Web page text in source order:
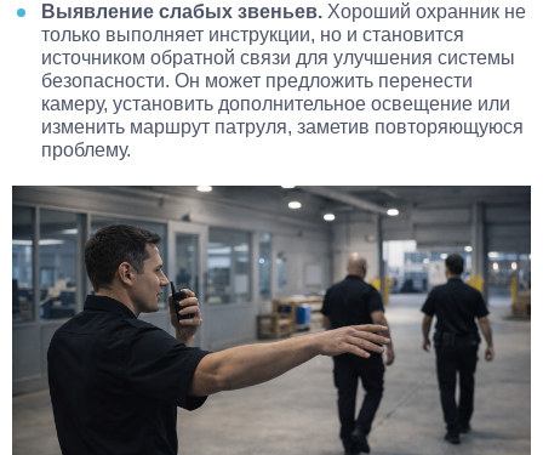
Выявление слабых звеньев. Хороший охранник не
только выполняет инструкции, но и становится
источником обратной связи для улучшения системы
безопасности. Он может предложить перенести
камеру, установить дополнительное освещение или
изменить маршрут патруля, заметив повторяющуюся
проблему.